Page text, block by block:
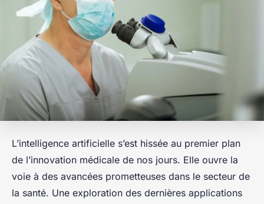
L’intelligence artificielle s’est hissée au premier plan
de l’innovation médicale de nos jours. Elle ouvre la
voie à des avancées prometteuses dans le secteur de
la santé. Une exploration des dernières applications